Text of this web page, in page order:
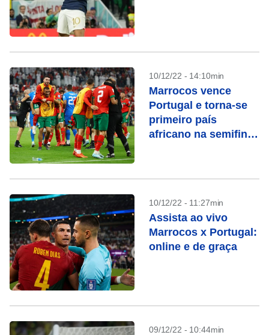
10/12/22 - 14:10min
Marrocos vence
Portugal e torna-se
primeiro país
africano na semifinal
10/12/22 - 11:27min
Assista ao vivo
Marrocos x Portugal:
online e de graça
09/12/22 - 10:44min